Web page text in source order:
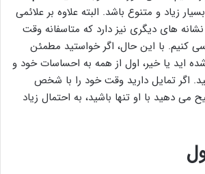
زیاد و متنوع باشد. البته علاوه بر علائمی
های دیگری نیز دارد که متاسفانه وقت
کنیم. با این حال، اگر خواستید مطمئن
اید یا خیر، اول از همه به احساسات خود و
اگر تمایل دارید وقت خود را با شخص
می دهید با او تنها باشید، به احتمال زیاد